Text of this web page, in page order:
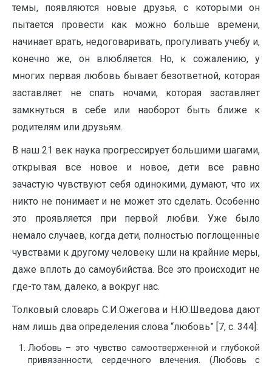
темы, появляются новые друзья, с которыми он
пытается провести как можно больше времени,
начинает врать, недоговаривать, прогуливать учебу и,
конечно же, он влюбляется. Но, к сожалению, у
многих первая любовь бывает безответной, которая
заставляет не спать ночами, которая заставляет
замкнуться в себе или наоборот быть ближе к
родителям или друзьям.
В наш 21 век наука прогрессирует большими шагами,
открывая все новое и новое, дети все равно
зачастую чувствуют себя одинокими, думают, что их
никто не понимает и не может это сделать. Особенно
это проявляется при первой любви. Уже было
немало случаев, когда дети, полностью поглощенные
чувствами к другому человеку шли на крайние меры,
даже вплоть до самоубийства. Все это происходит не
где-то там, далеко, а вокруг нас.
Толковый словарь С.И.Ожегова и Н.Ю.Шведова дают
нам лишь два определения слова “любовь” [7, с. 344]:
Любовь – это чувство самоотверженной и глубокой
привязанности, сердечного влечения. (Любовь с